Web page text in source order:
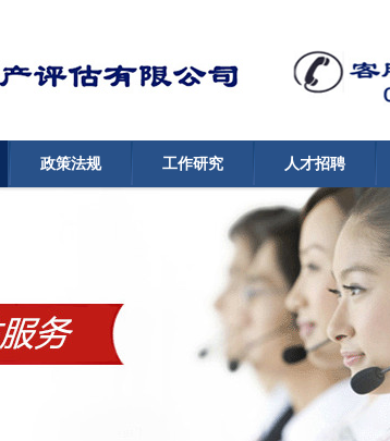
政策法规 工作研究 人才招聘